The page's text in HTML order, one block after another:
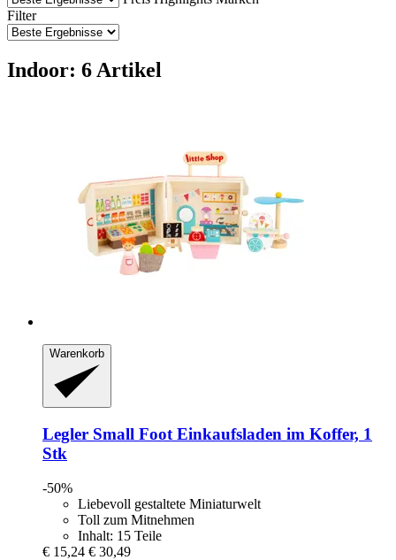
Filter
Indoor: 6 Artikel
Warenkorb
Legler Small Foot Einkaufsladen im Koffer, 1
Stk
-50%
Liebevoll gestaltete Miniaturwelt
Toll zum Mitnehmen
Inhalt: 15 Teile
€ 15,24 € 30,49